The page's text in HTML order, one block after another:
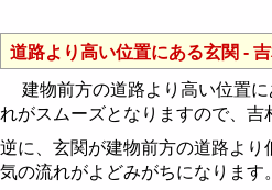
道路より高い位置にある玄関 - 吉
建物前方の道路より高い位置に
れがスムーズとなりますので、吉
逆に、玄関が建物前方の道路より
気の流れがよどみがちになりま